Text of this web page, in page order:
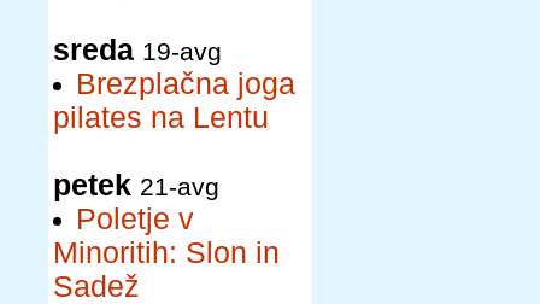
sreda 19-avg
Brezplačna joga
pilates na Lentu
petek 21-avg
Poletje v
Minoritih: Slon in
Sadež